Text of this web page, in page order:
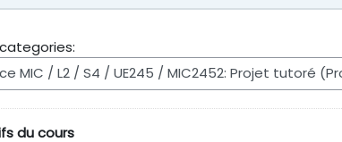
du cours